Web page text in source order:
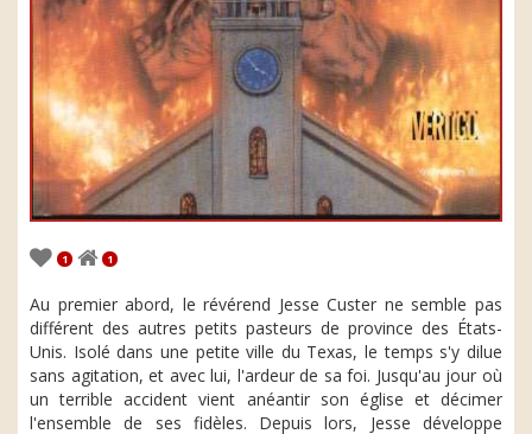
1 1
Au premier abord, le révérend Jesse Custer ne semble pas
différent des autres petits pasteurs de province des États-
Unis. Isolé dans une petite ville du Texas, le temps s'y dilue
sans agitation, et avec lui, l'ardeur de sa foi. Jusqu'au jour où
un terrible accident vient anéantir son église et décimer
l'ensemble de ses fidèles. Depuis lors, Jesse développe